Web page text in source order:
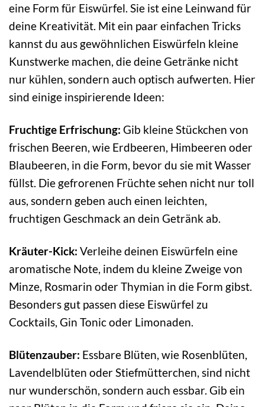
eine Form für Eiswürfel. Sie ist eine Leinwand für
deine Kreativität. Mit ein paar einfachen Tricks
kannst du aus gewöhnlichen Eiswürfeln kleine
Kunstwerke machen, die deine Getränke nicht
nur kühlen, sondern auch optisch aufwerten. Hier
sind einige inspirierende Ideen:
Fruchtige Erfrischung: Gib kleine Stückchen von
frischen Beeren, wie Erdbeeren, Himbeeren oder
Blaubeeren, in die Form, bevor du sie mit Wasser
füllst. Die gefrorenen Früchte sehen nicht nur toll
aus, sondern geben auch einen leichten,
fruchtigen Geschmack an dein Getränk ab.
Kräuter-Kick: Verleihe deinen Eiswürfeln eine
aromatische Note, indem du kleine Zweige von
Minze, Rosmarin oder Thymian in die Form gibst.
Besonders gut passen diese Eiswürfel zu
Cocktails, Gin Tonic oder Limonaden.
Blütenzauber: Essbare Blüten, wie Rosenblüten,
Lavendelblüten oder Stiefmütterchen, sind nicht
nur wunderschön, sondern auch essbar. Gib ein